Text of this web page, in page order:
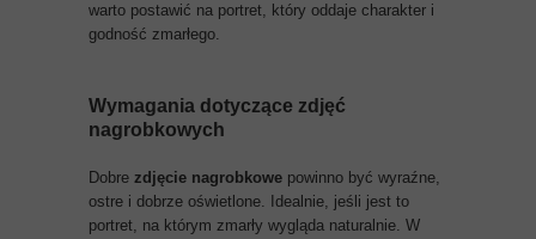
warto postawić na portret, który oddaje charakter i
godność zmarłego.
Wymagania dotyczące zdjęć
nagrobkowych
Dobre zdjęcie nagrobkowe powinno być wyraźne,
ostre i dobrze oświetlone. Idealnie, jeśli jest to
portret, na którym zmarły wygląda naturalnie. W